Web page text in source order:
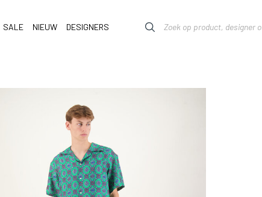
SALE NIEUW DESIGNERS